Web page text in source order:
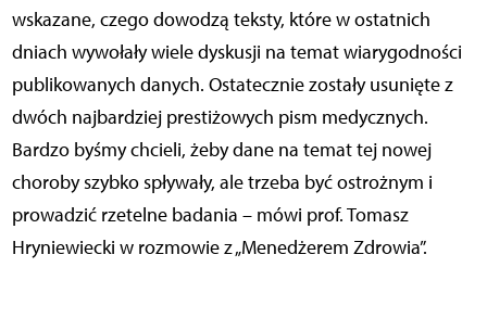
wskazane, czego dowodzą teksty, które w ostatnich
dniach wywołały wiele dyskusji na temat wiarygodności
publikowanych danych. Ostatecznie zostały usunięte z
dwóch najbardziej prestiżowych pism medycznych.
Bardzo byśmy chcieli, żeby dane na temat tej nowej
choroby szybko spływały, ale trzeba być ostrożnym i
prowadzić rzetelne badania – mówi prof. Tomasz
Hryniewiecki w rozmowie z „Menedżerem Zdrowia”.